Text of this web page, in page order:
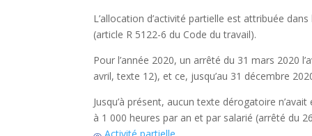
L’allocation d’activité partielle est attribuée
(article R 5122-6 du Code du travail).
Pour l’année 2020, un arrêté du 31 mars 2020
avril, texte 12), et ce, jusqu’au 31 décembre
Jusqu’à présent, aucun texte dérogatoire
à 1 000 heures par an et par salarié (arrêté du